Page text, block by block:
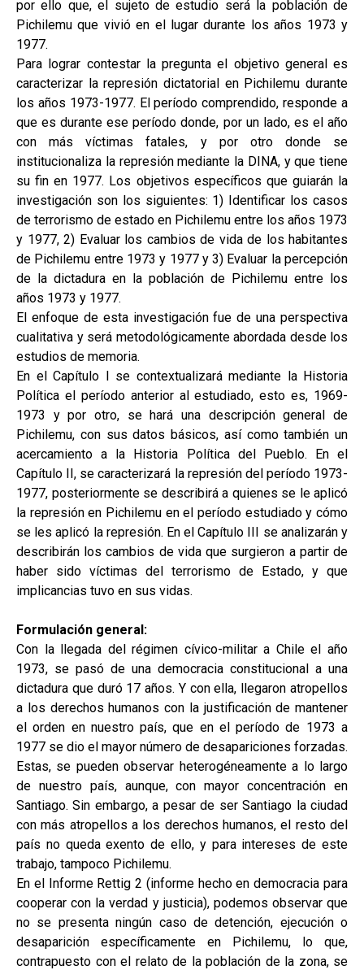
por ello que, el sujeto de estudio será la población de
Pichilemu que vivió en el lugar durante los años 1973 y
1977.
Para lograr contestar la pregunta el objetivo general es
caracterizar la represión dictatorial en Pichilemu durante
los años 1973-1977. El período comprendido, responde a
que es durante ese período donde, por un lado, es el año
con más víctimas fatales, y por otro donde se
institucionaliza la represión mediante la DINA, y que tiene
su fin en 1977. Los objetivos específicos que guiarán la
investigación son los siguientes: 1) Identificar los casos
de terrorismo de estado en Pichilemu entre los años 1973
y 1977, 2) Evaluar los cambios de vida de los habitantes
de Pichilemu entre 1973 y 1977 y 3) Evaluar la percepción
de la dictadura en la población de Pichilemu entre los
años 1973 y 1977.
El enfoque de esta investigación fue de una perspectiva
cualitativa y será metodológicamente abordada desde los
estudios de memoria.
En el Capítulo I se contextualizará mediante la Historia
Política el período anterior al estudiado, esto es, 1969-
1973 y por otro, se hará una descripción general de
Pichilemu, con sus datos básicos, así como también un
acercamiento a la Historia Política del Pueblo. En el
Capítulo II, se caracterizará la represión del período 1973-
1977, posteriormente se describirá a quienes se le aplicó
la represión en Pichilemu en el período estudiado y cómo
se les aplicó la represión. En el Capítulo III se analizarán y
describirán los cambios de vida que surgieron a partir de
haber sido víctimas del terrorismo de Estado, y que
implicancias tuvo en sus vidas.
Formulación general:
Con la llegada del régimen cívico-militar a Chile el año
1973, se pasó de una democracia constitucional a una
dictadura que duró 17 años. Y con ella, llegaron atropellos
a los derechos humanos con la justificación de mantener
el orden en nuestro país, que en el período de 1973 a
1977 se dio el mayor número de desapariciones forzadas.
Estas, se pueden observar heterogéneamente a lo largo
de nuestro país, aunque, con mayor concentración en
Santiago. Sin embargo, a pesar de ser Santiago la ciudad
con más atropellos a los derechos humanos, el resto del
país no queda exento de ello, y para intereses de este
trabajo, tampoco Pichilemu.
En el Informe Rettig 2 (informe hecho en democracia para
cooperar con la verdad y justicia), podemos observar que
no se presenta ningún caso de detención, ejecución o
desaparición específicamente en Pichilemu, lo que,
contrapuesto con el relato de la población de la zona, se